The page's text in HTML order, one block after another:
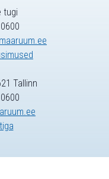
tugi
Tallinn